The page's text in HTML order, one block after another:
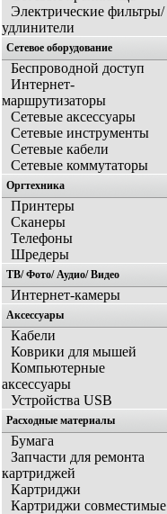
Электрические фильтры/
удлинители
Сетевое оборудование
Беспроводной доступ
Интернет-
маршрутизаторы
Сетевые аксессуары
Сетевые инструменты
Сетевые кабели
Сетевые коммутаторы
Оргтехника
Принтеры
Сканеры
Телефоны
Шредеры
ТВ/ Фото/ Аудио/ Видео
Интернет-камеры
Аксессуары
Кабели
Коврики для мышей
Компьютерные
аксессуары
Устройства USB
Расходные материалы
Бумага
Запчасти для ремонта
картриджей
Картриджи
Картриджи совместимые